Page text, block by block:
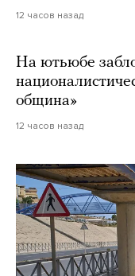
12 часов назад
На ютьюбе
община»
12 часов назад